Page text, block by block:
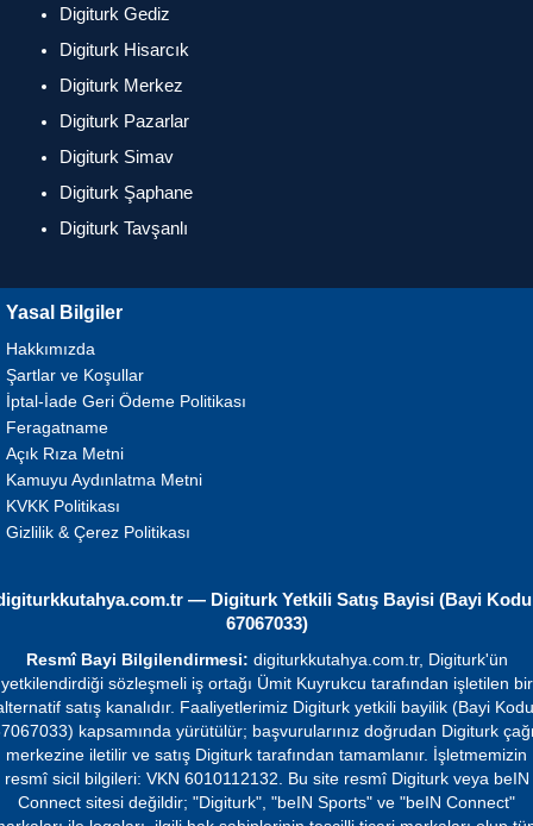
Digiturk Gediz
Digiturk Hisarcık
Digiturk Merkez
Digiturk Pazarlar
Digiturk Simav
Digiturk Şaphane
Digiturk Tavşanlı
Yasal Bilgiler
Hakkımızda
Şartlar ve Koşullar
İptal-İade Geri Ödeme Politikası
Feragatname
Açık Rıza Metni
Kamuyu Aydınlatma Metni
KVKK Politikası
Gizlilik & Çerez Politikası
— Digiturk Yetkili Satış Bayisi (Bayi
67067033)
Resmî Bayi Bilgilendirmesi: digiturkkutahya.com.tr, Digiturk'ün
yetkilendirdiği sözleşmeli iş ortağı Ümit Kuyrukcu tarafından işletilen bir
satış kanalıdır. Faaliyetlerimiz Digiturk yetkili bayilik (Bayi
kapsamında yürütülür; başvurularınız doğrudan Digiturk
merkezine iletilir ve satış Digiturk tarafından tamamlanır. İşletmemizin
resmî sicil bilgileri: VKN 6010112132. Bu site resmî Digiturk veya beIN
Connect sitesi değildir; "Digiturk", "beIN Sports" ve "beIN Connect"